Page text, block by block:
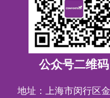
公众号二维码
地址：上海市闵行区